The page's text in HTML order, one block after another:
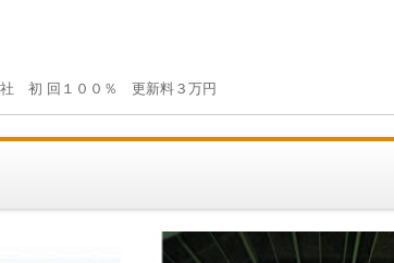
社 初 回１００％ 更新料３万円